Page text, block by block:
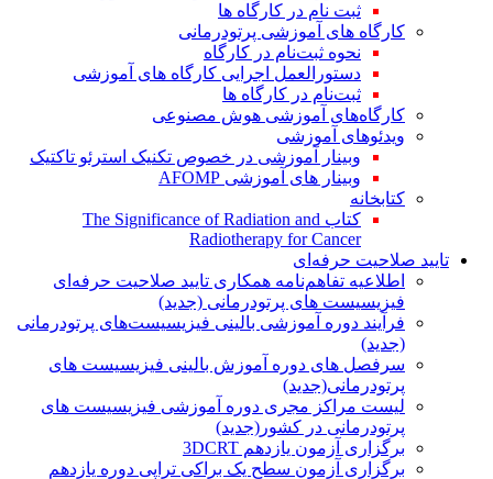
ثبت نام در کارگاه ها
کارگاه های آموزشی پرتودرمانی
نحوه ثبت‌نام در کارگاه
دستورالعمل اجرایی کارگاه های آموزشی
ثبت‌نام در کارگاه ها
کارگاه‌های آموزشی هوش مصنوعی
ویدئوهای آموزشی
وبینار آموزشی در خصوص تکنیک استرئو تاکتیک
وبینار های آموزشی AFOMP
کتابخانه
کتاب The Significance of Radiation and
Radiotherapy for Cancer
تایید صلاحیت حرفه‌ای
اطلاعیه تفاهم‌نامه همکاری تایید صلاحیت حرفه‌ای
فیزیسیست های پرتودرمانی (جدید)
فرآیند دوره آموزشی بالینی فیزیسیست‌های پرتودرمانی
(جدید)
سرفصل های دوره آموزش بالینی فیزیسیست های
پرتودرمانی(جدید)
لیست مراکز مجری دوره آموزشی فیزیسیست های
پرتودرمانی در کشور(جدید)
برگزاری آزمون یازدهم 3DCRT
برگزاری آزمون سطح یک براکی تراپی دوره یازدهم